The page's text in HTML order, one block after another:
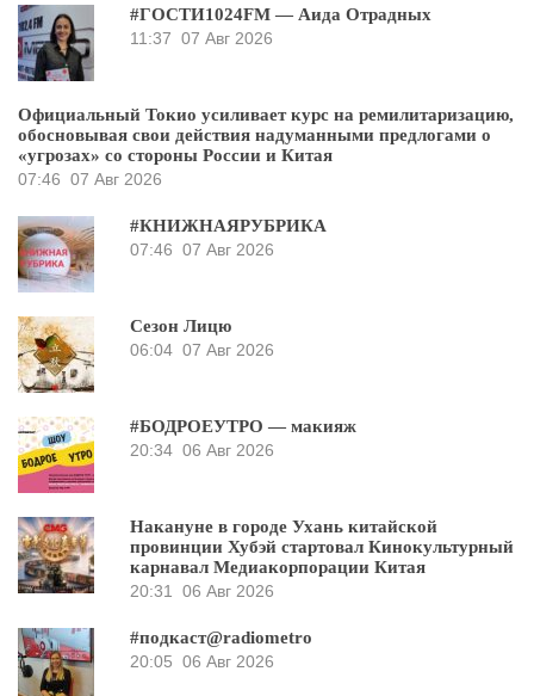
#ГОСТИ1024FM — Аида Отрадных
11:37 07 Авг 2026
Официальный Токио усиливает курс на ремилитаризацию,
обосновывая свои действия надуманными предлогами о
«угрозах» со стороны России и Китая
07:46 07 Авг 2026
#КНИЖНАЯРУБРИКА
07:46 07 Авг 2026
Сезон Лицю
06:04 07 Авг 2026
#БОДРОЕУТРО — макияж
20:34 06 Авг 2026
Накануне в городе Ухань китайской
провинции Хубэй стартовал Кинокультурный
карнавал Медиакорпорации Китая
20:31
06 Авг 2026
#подкаст@radiometro
20:05 06 Авг 2026